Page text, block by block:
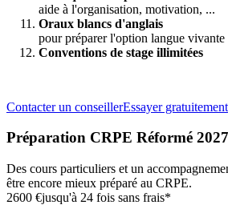
aide à l'organisation, motivation, ...
Oraux blancs d'anglais
pour préparer l'option langue vivante
Conventions de stage illimitées
Contacter un conseillerEssayer gratuitement
Préparation CRPE Réformé
Des cours particuliers et un
être encore mieux préparé au CRPE.
2600 €jusqu'à 24 fois sans frais*